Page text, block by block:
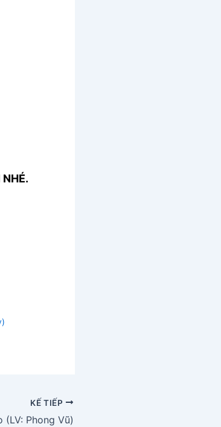
KẾ TIẾP
(LV: Phong Vũ)